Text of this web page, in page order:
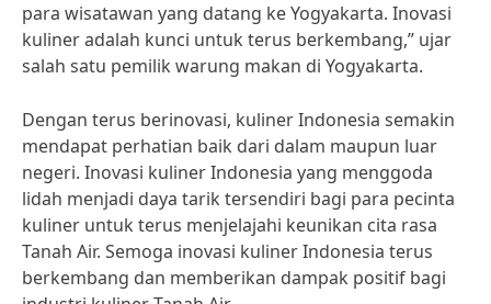
para wisatawan yang datang ke Yogyakarta. Inovasi
kuliner adalah kunci untuk terus berkembang,” ujar
salah satu pemilik warung makan di Yogyakarta.
Dengan terus berinovasi, kuliner Indonesia semakin
mendapat perhatian baik dari dalam maupun luar
negeri. Inovasi kuliner Indonesia yang menggoda
lidah menjadi daya tarik tersendiri bagi para pecinta
kuliner untuk terus menjelajahi keunikan cita rasa
Tanah Air. Semoga inovasi kuliner Indonesia terus
berkembang dan memberikan dampak positif bagi